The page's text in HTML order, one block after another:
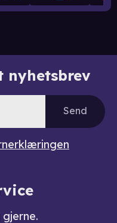
nyhetsbrev
Send